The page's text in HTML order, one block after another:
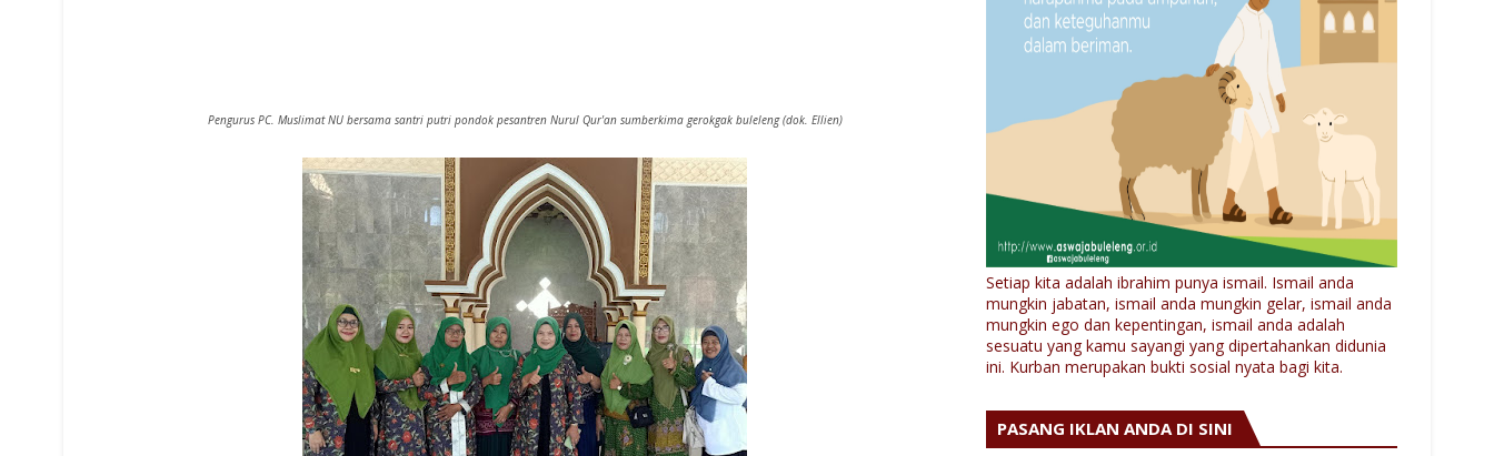
Pengurus PC. Muslimat NU bersama santri putri pondok pesantren Nurul Qur'an sumberkima gerokgak buleleng (dok. Ellien)
Setiap kita adalah ibrahim punya ismail. Ismail anda
mungkin jabatan, ismail anda mungkin gelar, ismail anda
mungkin ego dan kepentingan, ismail anda adalah
sesuatu yang kamu sayangi yang dipertahankan didunia
ini. Kurban merupakan bukti sosial nyata bagi kita.
PASANG IKLAN ANDA DI SINI